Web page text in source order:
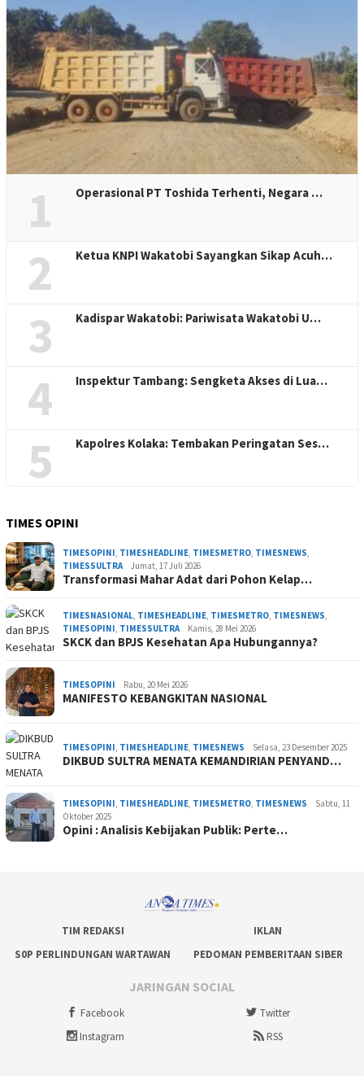
1 Operasional PT Toshida Terhenti, Negara …
2 Ketua KNPI Wakatobi Sayangkan Sikap Acuh…
3 Kadispar Wakatobi: Pariwisata Wakatobi U…
4 Inspektur Tambang: Sengketa Akses di Lua…
5 Kapolres Kolaka: Tembakan Peringatan Ses…
TIMES OPINI
TIMESOPINI, TIMESHEADLINE, TIMESMETRO, TIMESNEWS,
TIMESSULTRA
Jumat, 17 Juli 2026
Transformasi Mahar Adat dari Pohon Kelap…
TIMESNASIONAL, TIMESHEADLINE, TIMESMETRO, TIMESNEWS,
TIMESOPINI, TIMESSULTRA Kamis, 28 Mei 2026
SKCK dan BPJS Kesehatan Apa Hubungannya?
TIMESOPINI Rabu, 20 Mei 2026
MANIFESTO KEBANGKITAN NASIONAL
TIMESOPINI, TIMESHEADLINE, TIMESNEWS Selasa, 23 Desember 2025
DIKBUD SULTRA MENATA KEMANDIRIAN PENYAND…
TIMESOPINI, TIMESHEADLINE, TIMESMETRO, TIMESNEWS
Sabtu, 11
Oktober 2025
Opini : Analisis Kebijakan Publik: Perte…
TIM REDAKSI
IKLAN
S0P PERLINDUNGAN WARTAWAN
PEDOMAN PEMBERITAAN SIBER
JARINGAN SOCIAL
Facebook
Twitter
Instagram
RSS